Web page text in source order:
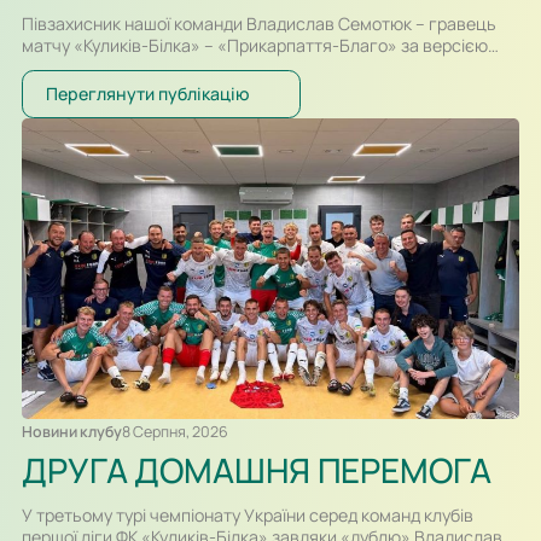
Півзахисник нашої команди Владислав Семотюк – гравець
матчу «Куликів-Білка» – «Прикарпаття-Благо» за версією
інформаційного партнера ПФЛ, порталу SportArena. У грі
проти своєї колишньої команди Владислав відзначився
одразу двома результативними ударами та допоміг ФК
«Куликів-Білка» здобути перемогу!
Переглянути публікацію
Новини клубу8 Серпня, 2026
ДРУГА ДОМАШНЯ ПЕРЕМОГА
У третьому турі чемпіонату України серед команд клубів